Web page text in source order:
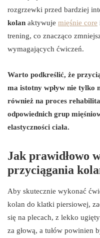
rozgrzewki przed bardziej
kolan aktywuje mięśnie core
trening, co znacząco
wymagających ćwiczeń.
Warto podkreślić, że
ma istotny wpływ nie tylko
również na proces
odpowiednich grup
elastyczności ciała.
Jak prawidłowo
przyciągania
Aby skutecznie wykonać
kolan do klatki piersiowej,
się na plecach, z lekko
za głową, a tułów